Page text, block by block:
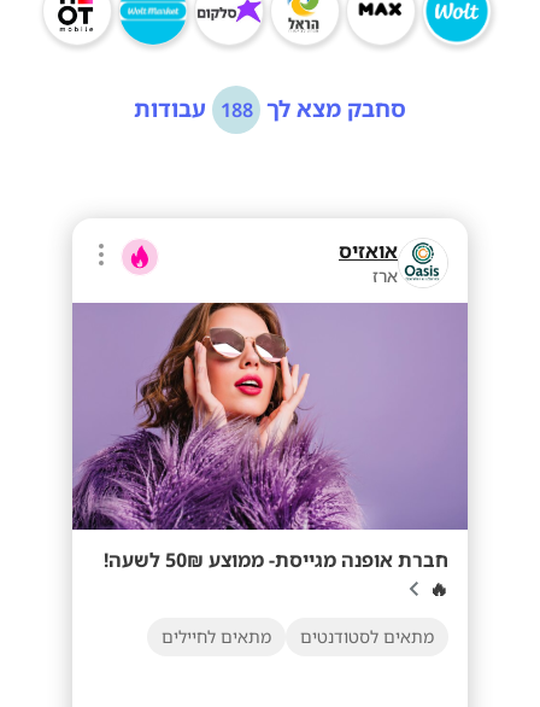
סחבק מצא לך 188 עבודות
אואזיס
ארז
חברת אופנה מגייסת- ממוצע 50₪ לשעה!
🔥
מתאים לסטודנטים מתאים לחיילים